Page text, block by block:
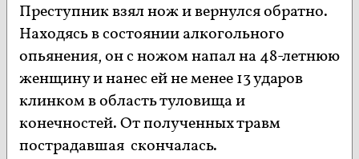
Преступник взял нож и вернулся обратно.
Находясь в состоянии алкогольного
опьянения, он с ножом напал на 48-летнюю
женщину и нанес ей не менее 13 ударов
клинком в область туловища и
конечностей. От полученных травм
пострадавшая скончалась.